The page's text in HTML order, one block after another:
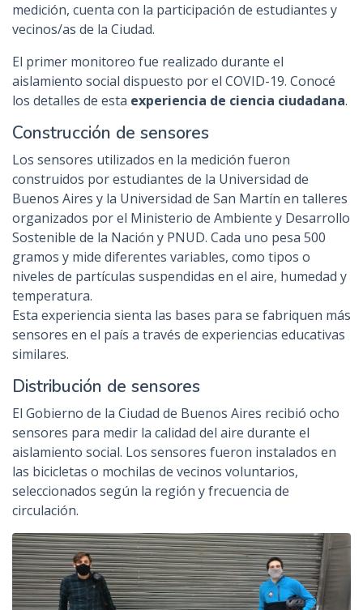
medición, cuenta con la participación de estudiantes y
vecinos/as de la Ciudad.
El primer monitoreo fue realizado durante el
aislamiento social dispuesto por el COVID-19. Conocé
los detalles de esta experiencia de ciencia ciudadana.
Construcción de sensores
Los sensores utilizados en la medición fueron
construidos por estudiantes de la Universidad de
Buenos Aires y la Universidad de San Martín en talleres
organizados por el Ministerio de Ambiente y Desarrollo
Sostenible de la Nación y PNUD. Cada uno pesa 500
gramos y mide diferentes variables, como tipos o
niveles de partículas suspendidas en el aire, humedad y
temperatura.
Esta experiencia sienta las bases para se fabriquen más
sensores en el país a través de experiencias educativas
similares.
Distribución de sensores
El Gobierno de la Ciudad de Buenos Aires recibió ocho
sensores para medir la calidad del aire durante el
aislamiento social. Los sensores fueron instalados en
las bicicletas o mochilas de vecinos voluntarios,
seleccionados según la región y frecuencia de
circulación.